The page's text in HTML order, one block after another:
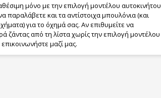
μόνο με την επιλογή μοντέλου αυτοκινήτου
παραλάβετε και τα αντίστοιχα μπουλόνια (και
για το όχημά σας. Αν επιθυμείτε να
ζάντας από τη λίστα χωρίς την επιλογή μοντέλου
μαζί μας.